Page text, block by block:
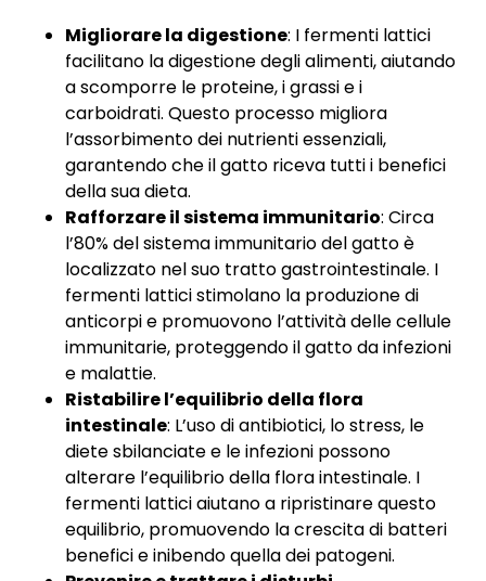
Migliorare la digestione: I fermenti lattici
facilitano la digestione degli alimenti, aiutando
a scomporre le proteine, i grassi e i
carboidrati. Questo processo migliora
l’assorbimento dei nutrienti essenziali,
garantendo che il gatto riceva tutti i benefici
della sua dieta.
Rafforzare il sistema immunitario: Circa
l’80% del sistema immunitario del gatto è
localizzato nel suo tratto gastrointestinale. I
fermenti lattici stimolano la produzione di
anticorpi e promuovono l’attività delle cellule
immunitarie, proteggendo il gatto da infezioni
e malattie.
Ristabilire l’equilibrio della flora
intestinale: L’uso di antibiotici, lo stress, le
diete sbilanciate e le infezioni possono
alterare l’equilibrio della flora intestinale. I
fermenti lattici aiutano a ripristinare questo
equilibrio, promuovendo la crescita di batteri
benefici e inibendo quella dei patogeni.